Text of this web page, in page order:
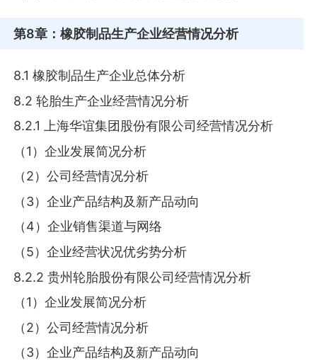
第8章 ：橡胶制品生产企业经营情况分析
8.1 橡胶制品生产企业总体分析
8.2 轮胎生产企业经营情况分析
8.2.1 上海华谊集团股份有限公司经营情况分析
（1）企业发展简况分析
（2）公司经营情况分析
（3）企业产品结构及新产品动向
（4）企业销售渠道与网络
（5）企业经营状况优劣势分析
8.2.2 贵州轮胎股份有限公司经营情况分析
（1）企业发展简况分析
（2）公司经营情况分析
（3）企业产品结构及新产品动向